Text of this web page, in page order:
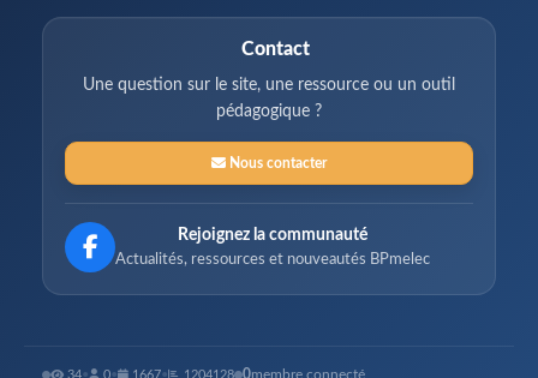
Contact
Une question sur le site, une ressource ou un outil
pédagogique ?
Nous contacter
Rejoignez la communauté
Actualités, ressources et nouveautés BPmelec
34• 0• 1667• 1204128 0membre connecté